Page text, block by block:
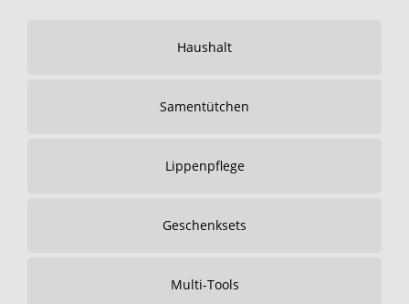
Haushalt
Samentütchen
Lippenpflege
Geschenksets
Multi-Tools